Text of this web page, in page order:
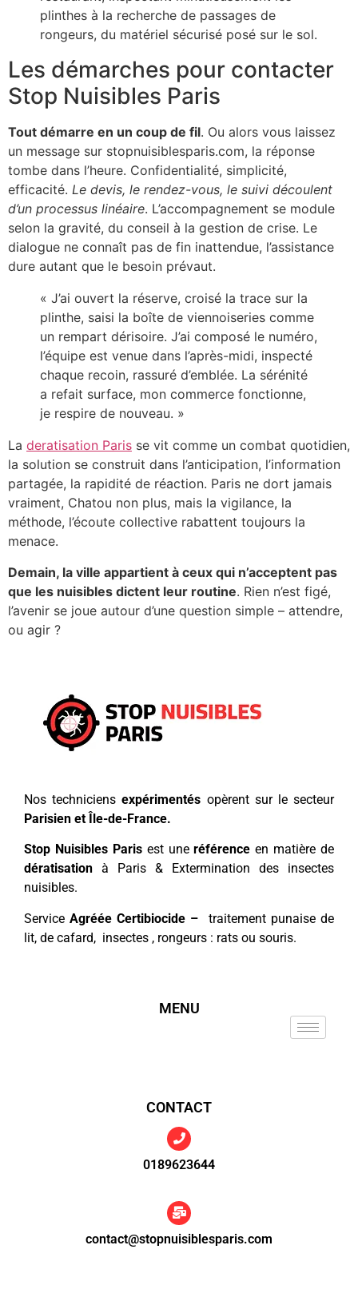
Les démarches pour contacter
Stop Nuisibles Paris
Tout démarre en un coup de fil. Ou alors vous laissez
un message sur stopnuisiblesparis.com, la réponse
tombe dans l’heure. Confidentialité, simplicité,
efficacité. Le devis, le rendez-vous, le suivi découlent
d’un processus linéaire. L’accompagnement se module
selon la gravité, du conseil à la gestion de crise. Le
dialogue ne connaît pas de fin inattendue, l’assistance
dure autant que le besoin prévaut.
« J’ai ouvert la réserve, croisé la trace sur la
plinthe, saisi la boîte de viennoiseries comme
un rempart dérisoire. J’ai composé le numéro,
l’équipe est venue dans l’après-midi, inspecté
chaque recoin, rassuré d’emblée. La sérénité
a refait surface, mon commerce fonctionne,
je respire de nouveau. »
La deratisation Paris se vit comme un combat quotidien,
la solution se construit dans l’anticipation, l’information
partagée, la rapidité de réaction. Paris ne dort jamais
vraiment, Chatou non plus, mais la vigilance, la
méthode, l’écoute collective rabattent toujours la
menace.
Demain, la ville appartient à ceux qui n’acceptent pas
que les nuisibles dictent leur routine. Rien n’est figé,
l’avenir se joue autour d’une question simple – attendre,
ou agir ?
Nos techniciensexpérimentés opèrent sur le secteur
Parisien et Île-de-France.
Stop Nuisibles Parisest uneréférence en matière de
dératisation à Paris & Extermination des insectes
nuisibles.
Service Agréée Certibiocide –
traitement punaise de
lit, de cafard, insectes , rongeurs : rats ou souris.
MENU
CONTACT
0189623644
contact@stopnuisiblesparis.com